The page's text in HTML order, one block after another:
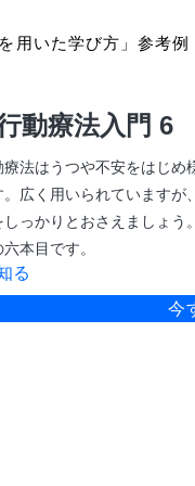
を用いた学び方」参考例
動療法入門 6
療法はうつや不安をはじめ
。広く用いられていますが
しっかりとおさえましょう
本目です。
る
今